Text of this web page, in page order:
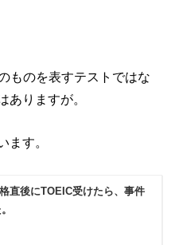
ものを表すテストではな
ありますが。
ます。
直後にTOEIC受けたら、事件